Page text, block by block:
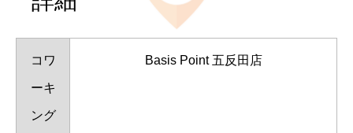
コワ
ーキ
ング
Basis Point 五反田店